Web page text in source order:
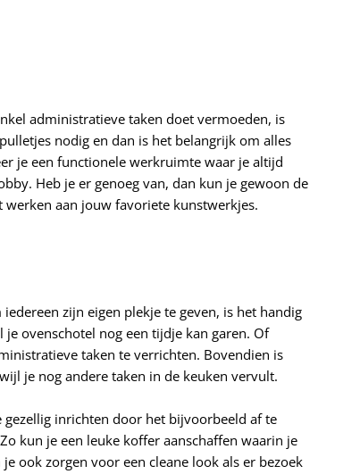
administratieve taken doet vermoeden, is
nodig en dan is het belangrijk om alles
je een functionele werkruimte waar je altijd
Heb je er genoeg van, dan kun je gewoon de
aan jouw favoriete kunstwerkjes.
zijn eigen plekje te geven, is het handig
ovenschotel nog een tijdje kan garen. Of
taken te verrichten. Bovendien is
je nog andere taken in de keuken vervult.
inrichten door het bijvoorbeeld af te
kun je een leuke koffer aanschaffen waarin je
ook zorgen voor een cleane look als er bezoek